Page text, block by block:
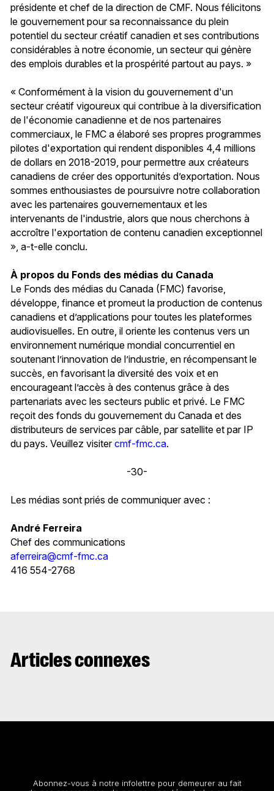
présidente et chef de la direction de CMF. Nous félicitons
le gouvernement pour sa reconnaissance du plein
potentiel du secteur créatif canadien et ses contributions
considérables à notre économie, un secteur qui génère
des emplois durables et la prospérité partout au pays. »
« Conformément à la vision du gouvernement d'un
secteur créatif vigoureux qui contribue à la diversification
de l'économie canadienne et de nos partenaires
commerciaux, le FMC a élaboré ses propres programmes
pilotes d'exportation qui rendent disponibles 4,4 millions
de dollars en 2018-2019, pour permettre aux créateurs
canadiens de créer des opportunités d’exportation. Nous
sommes enthousiastes de poursuivre notre collaboration
avec les partenaires gouvernementaux et les
intervenants de l'industrie, alors que nous cherchons à
accroître l'exportation de contenu canadien exceptionnel
», a-t-elle conclu.
À propos du Fonds des médias du Canada
Le Fonds des médias du Canada (FMC) favorise,
développe, finance et promeut la production de contenus
canadiens et d’applications pour toutes les plateformes
audiovisuelles. En outre, il oriente les contenus vers un
environnement numérique mondial concurrentiel en
soutenant l’innovation de l’industrie, en récompensant le
succès, en favorisant la diversité des voix et en
encourageant l’accès à des contenus grâce à des
partenariats avec les secteurs public et privé. Le FMC
reçoit des fonds du gouvernement du Canada et des
distributeurs de services par câble, par satellite et par IP
du pays. Veuillez visitercmf-fmc.ca.
-30-
Les médias sont priés de communiquer avec :
André Ferreira
Chef des communications
aferreira@cmf-fmc.ca
416 554-2768
Articles connexes
Abonnez-vous à notre infolettre pour demeurer au fait